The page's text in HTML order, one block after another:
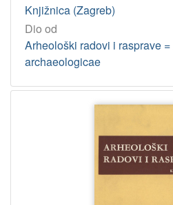
Knjižnica (Zagreb)
Dio od
Arheološki radovi i rasprave
archaeologicae